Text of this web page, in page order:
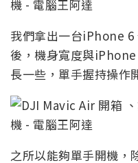
我們拿出一台iPhone 6
後，機身寬度與
長一些，單手握持操作
之所以能夠單手開機，